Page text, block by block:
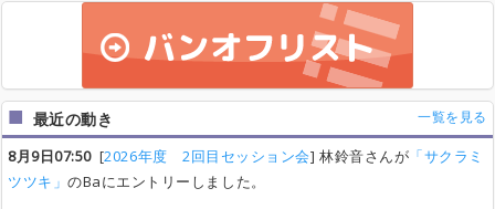
最近の動き 一覧を見る
8月9日07:50[2026年度 2回目セッション会] 林鈴音さんが 「サクラミ
ツツキ」のBaにエントリーしました。